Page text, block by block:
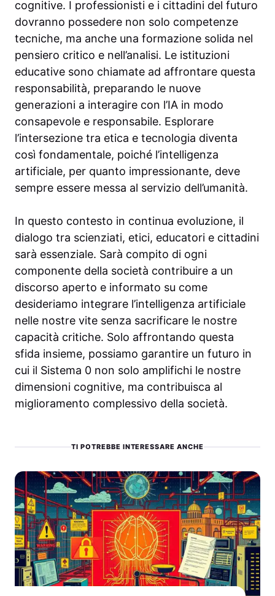
cognitive. I professionisti e i cittadini del futuro
dovranno possedere non solo competenze
tecniche, ma anche una formazione solida nel
pensiero critico e nell’analisi. Le istituzioni
educative sono chiamate ad affrontare questa
responsabilità, preparando le nuove
generazioni a interagire con l’IA in modo
consapevole e responsabile. Esplorare
l’intersezione tra etica e tecnologia diventa
così fondamentale, poiché l’intelligenza
artificiale, per quanto impressionante, deve
sempre essere messa al servizio dell’umanità.
In questo contesto in continua evoluzione, il
dialogo tra scienziati, etici, educatori e cittadini
sarà essenziale. Sarà compito di ogni
componente della società contribuire a un
discorso aperto e informato su come
desideriamo integrare l’intelligenza artificiale
nelle nostre vite senza sacrificare le nostre
capacità critiche. Solo affrontando questa
sfida insieme, possiamo garantire un futuro in
cui il Sistema 0 non solo amplifichi le nostre
dimensioni cognitive, ma contribuisca al
miglioramento complessivo della società.
TI POTREBBE INTERESSARE ANCHE